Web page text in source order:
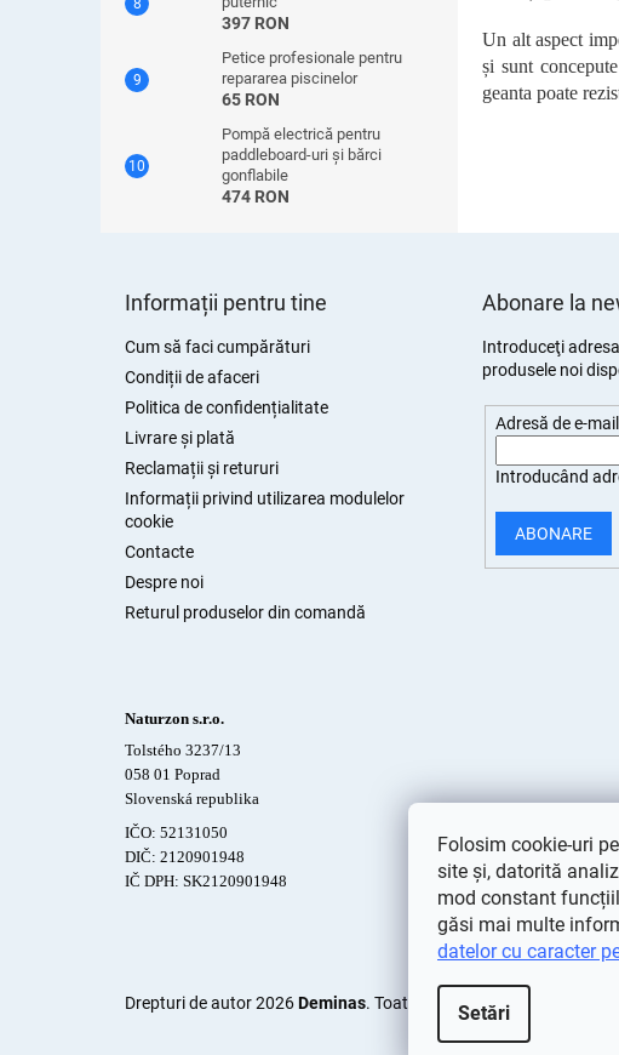
Folosim cookie-uri
site și, datorită
mod constant
găsi mai multe
datelor cu caracter
Setări
397 RON
Petice profesionale pentru
repararea piscinelor
65 RON
Pompă electrică pentru
paddleboard-uri și bărci
gonflabile
474 RON
Un alt aspect
și sunt
geanta poate
Informații pentru tine
Cum să faci cumpărături
Condiții de afaceri
Politica de confidențialitate
Livrare și plată
Reclamații și retururi
Informații privind utilizarea modulelor
cookie
Contacte
Despre noi
Returul produselor din comandă
Abonare la
Introduceţi
produsele noi
Adresă de e-mail
Introducând
ABONARE
Naturzon s.r.o.
Tolstého 3237/13
058 01 Poprad
Slovenská republika
IČO: 52131050
DIČ: 2120901948
IČ DPH: SK2120901948
Drepturi de autor 2026Deminas. Toate drepturile rezervate.